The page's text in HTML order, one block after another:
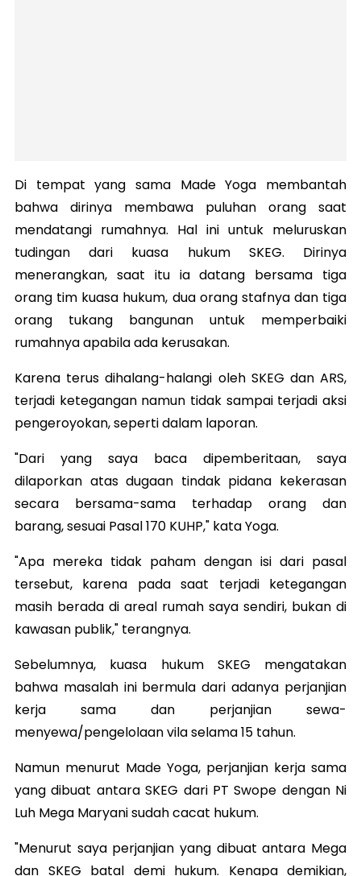
Di tempat yang sama Made Yoga membantah
bahwa dirinya membawa puluhan orang saat
mendatangi rumahnya. Hal ini untuk meluruskan
tudingan dari kuasa hukum SKEG. Dirinya
menerangkan, saat itu ia datang bersama tiga
orang tim kuasa hukum, dua orang stafnya dan tiga
orang tukang bangunan untuk memperbaiki
rumahnya apabila ada kerusakan.
Karena terus dihalang-halangi oleh SKEG dan ARS,
terjadi ketegangan namun tidak sampai terjadi aksi
pengeroyokan, seperti dalam laporan.
"Dari yang saya baca dipemberitaan, saya
dilaporkan atas dugaan tindak pidana kekerasan
secara bersama-sama terhadap orang dan
barang, sesuai Pasal 170 KUHP," kata Yoga.
"Apa mereka tidak paham dengan isi dari pasal
tersebut, karena pada saat terjadi ketegangan
masih berada di areal rumah saya sendiri, bukan di
kawasan publik," terangnya.
Sebelumnya, kuasa hukum SKEG mengatakan
bahwa masalah ini bermula dari adanya perjanjian
kerja sama dan perjanjian sewa-
menyewa/pengelolaan vila selama 15 tahun.
Namun menurut Made Yoga, perjanjian kerja sama
yang dibuat antara SKEG dari PT Swope dengan Ni
Luh Mega Maryani sudah cacat hukum.
"Menurut saya perjanjian yang dibuat antara Mega
dan SKEG batal demi hukum. Kenapa demikian,